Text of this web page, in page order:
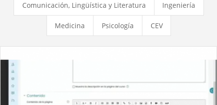
Comunicación, Lingüística y Literatura Ingeniería
Medicina Psicología CEV